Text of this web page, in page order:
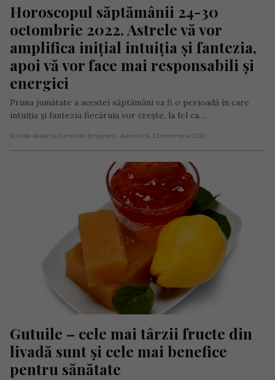
Horoscopul săptămânii 24-30
octombrie 2022. Astrele vă vor
amplifica inițial intuiția și fantezia,
apoi vă vor face mai responsabili și
energici
Prima jumătate a acestei săptămâni va fi o perioadă în care
intuiția și fantezia fiecăruia vor crește, la fel ca…
Scris de Redacția Jurnal de Emigrant - duminică, 23 octombrie 2022
Gutuile – cele mai târzii fructe din
livadă sunt și cele mai benefice
pentru sănătate